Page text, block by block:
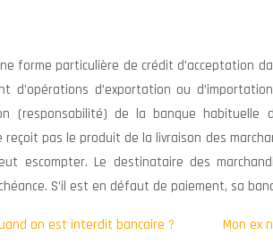
forme particulière de crédit d’acceptation
d’opérations d’exportation ou
(responsabilité) de la banque
reçoit pas le produit de la livraison des
escompter. Le destinataire des
S’il est en défaut de paiement, sa
on est interdit bancaire ?
Mon ex